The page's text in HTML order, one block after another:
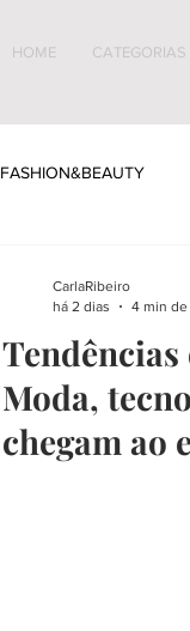
HOME CATEGORIAS
FASHION&BEAUTY
Moda,
chegam ao
CarlaRibeiro
há 2 dias
4 min